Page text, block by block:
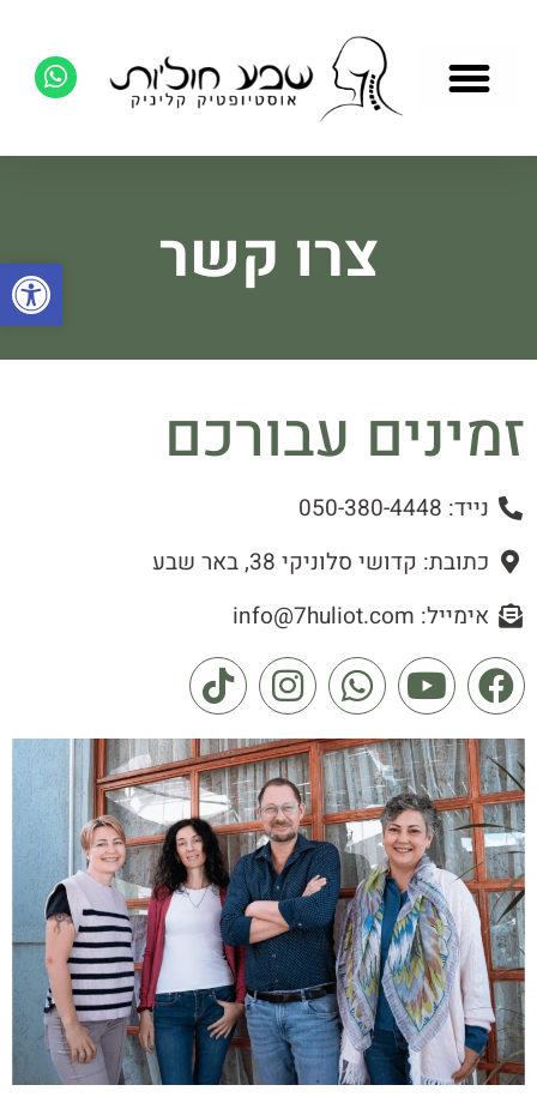
פתח צרו קשר
זמינים עבורכם
נייד: 050-380-4448
כתובת: קדושי סלוניקי 38, באר שבע
אימייל: info@7huliot.com